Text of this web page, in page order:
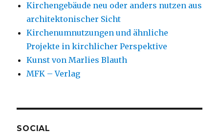
Kirchengebäude neu oder anders nutzen aus
architektonischer Sicht
Kirchenumnutzungen und ähnliche
Projekte in kirchlicher Perspektive
Kunst von Marlies Blauth
MFK – Verlag
SOCIAL